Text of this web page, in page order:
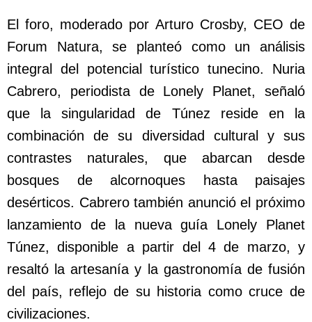
El foro, moderado por Arturo Crosby, CEO de
Forum Natura, se planteó como un análisis
integral del potencial turístico tunecino. Nuria
Cabrero, periodista de Lonely Planet, señaló
que la singularidad de Túnez reside en la
combinación de su diversidad cultural y sus
contrastes naturales, que abarcan desde
bosques de alcornoques hasta paisajes
desérticos. Cabrero también anunció el próximo
lanzamiento de la nueva guía Lonely Planet
Túnez, disponible a partir del 4 de marzo, y
resaltó la artesanía y la gastronomía de fusión
del país, reflejo de su historia como cruce de
civilizaciones.